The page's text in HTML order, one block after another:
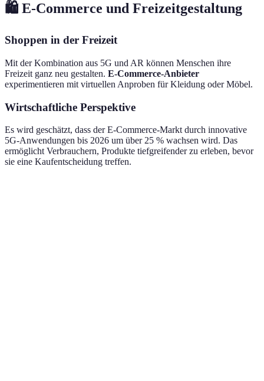
🛍️ E-Commerce und Freizeitgestaltung
Shoppen in der Freizeit
Mit der Kombination aus 5G und AR können Menschen ihre
Freizeit ganz neu gestalten. E-Commerce-Anbieter
experimentieren mit virtuellen Anproben für Kleidung oder Möbel.
Wirtschaftliche Perspektive
Es wird geschätzt, dass der E-Commerce-Markt durch innovative
5G-Anwendungen bis 2026 um über 25 % wachsen wird. Das
ermöglicht Verbrauchern, Produkte tiefgreifender zu erleben, bevor
sie eine Kaufentscheidung treffen.